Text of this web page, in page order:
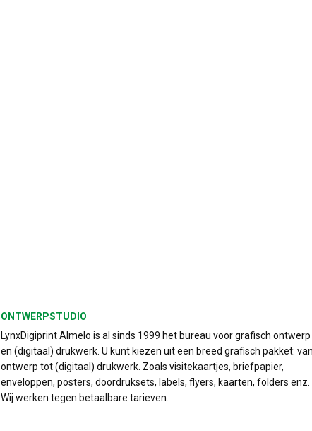
ONTWERPSTUDIO
LynxDigiprint Almelo is al sinds 1999 het bureau voor grafisch ontwerp
en (digitaal) drukwerk. U kunt kiezen uit een breed grafisch pakket: van
ontwerp tot (digitaal) drukwerk. Zoals visitekaartjes, briefpapier,
enveloppen, posters, doordruksets, labels, flyers, kaarten, folders enz.
Wij werken tegen betaalbare tarieven.